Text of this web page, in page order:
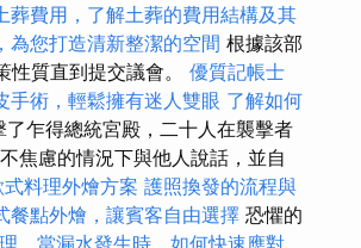
葬費用，了解土葬的費用結構及其
為您打造清新整潔的空間 根據該部
質直到提交議會。 優質記帳士
手術，輕鬆擁有迷人雙眼 了解如何
乍得總統宮殿，二十人在襲擊者
焦慮的情況下與他人說話，並自
式料理外燴方案 護照換發的流程與
餐點外燴，讓賓客自由選擇 恐懼的
，當漏水發生時，如何快速應對